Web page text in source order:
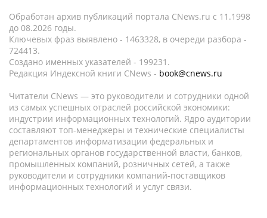
Обработан архив публикаций портала CNews.ru c 11.1998
до 08.2026 годы.
Ключевых фраз выявлено - 1463328, в очереди разбора -
724413.
Создано именных указателей - 199231.
Редакция Индексной книги CNews - book@cnews.ru
Читатели CNews — это руководители и сотрудники одной
из самых успешных отраслей российской экономики:
индустрии информационных технологий. Ядро аудитории
составляют топ-менеджеры и технические специалисты
департаментов информатизации федеральных и
региональных органов государственной власти, банков,
промышленных компаний, розничных сетей, а также
руководители и сотрудники компаний-поставщиков
информационных технологий и услуг связи.